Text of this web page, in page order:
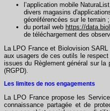
l’application mobile
divers magasins
géoréférencées sur le terrain ;
du portail web https://
de téléchargement des
La LPO France et Biolovision
aux usagers de ces outils le
issues du Règlement général sur la
(RGPD).
Les limites de nos engagements
La LPO France propose les
connaissance partagée et de